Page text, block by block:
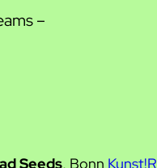
–
Seeds, Bonn